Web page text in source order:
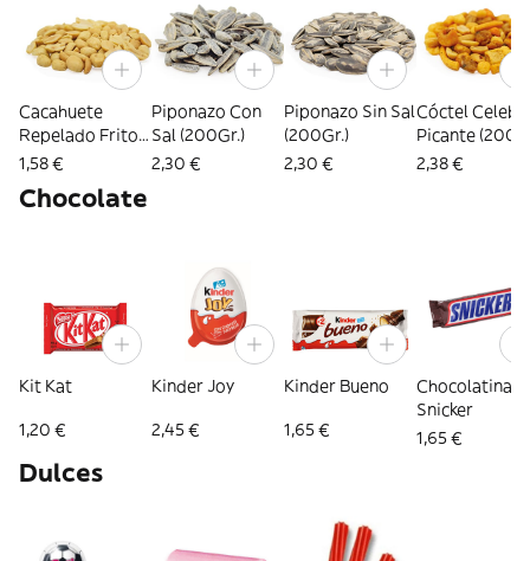
Cacahuete
Repelado Frito
(200Gr.)
1,58 €
Piponazo Con
Sal (200Gr.)
2,30 €
Piponazo Sin Sal
(200Gr.)
2,30 €
Cóctel
Picante
2,38 €
Chocolate
Kit Kat
1,20 €
Kinder Joy
2,45 €
Kinder Bueno
1,65 €
Chocolatina
Snicker
1,65 €
Dulces